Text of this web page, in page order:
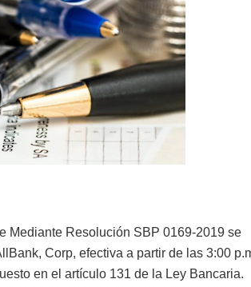
Mediante Resolución SBP 0169-2019 se
Corp, efectiva a partir de las 3:00
en el artículo 131 de la Ley Bancaria.